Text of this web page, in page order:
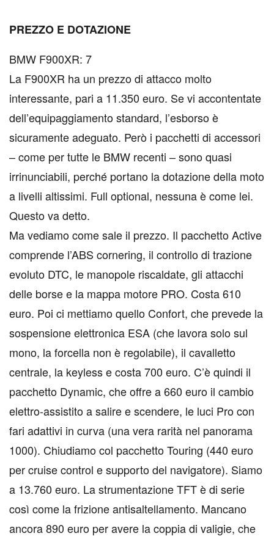
PREZZO E DOTAZIONE
BMW F900XR: 7
La F900XR ha un prezzo di attacco molto
interessante, pari a 11.350 euro. Se vi accontentate
dell’equipaggiamento standard, l’esborso è
sicuramente adeguato. Però i pacchetti di accessori
– come per tutte le BMW recenti – sono quasi
irrinunciabili, perché portano la dotazione della moto
a livelli altissimi. Full optional, nessuna è come lei.
Questo va detto.
Ma vediamo come sale il prezzo. Il pacchetto Active
comprende l’ABS cornering, il controllo di trazione
evoluto DTC, le manopole riscaldate, gli attacchi
delle borse e la mappa motore PRO. Costa 610
euro. Poi ci mettiamo quello Confort, che prevede la
sospensione elettronica ESA (che lavora solo sul
mono, la forcella non è regolabile), il cavalletto
centrale, la keyless e costa 700 euro. C’è quindi il
pacchetto Dynamic, che offre a 660 euro il cambio
elettro-assistito a salire e scendere, le luci Pro con
fari adattivi in curva (una vera rarità nel panorama
1000). Chiudiamo col pacchetto Touring (440 euro
per cruise control e supporto del navigatore). Siamo
a 13.760 euro. La strumentazione TFT è di serie
così come la frizione antisaltellamento. Mancano
ancora 890 euro per avere la coppia di valigie, che